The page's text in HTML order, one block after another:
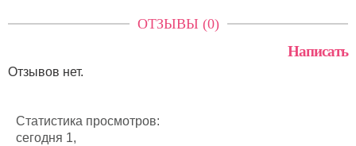
ОТЗЫВЫ (0)
Написать
Отзывов нет.
Статистика просмотров:
сегодня 1,